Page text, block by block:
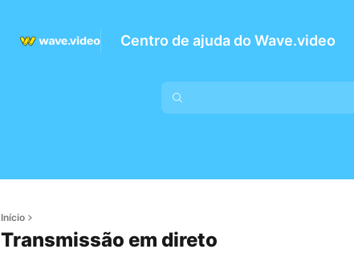
Centro de ajuda do Wave.video
Início
Transmissão em direto